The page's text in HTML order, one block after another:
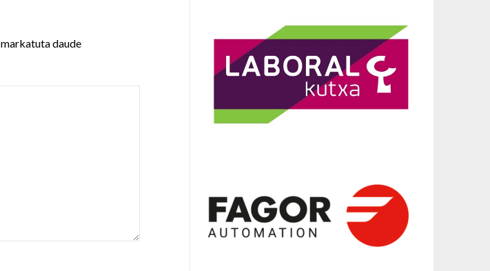
markatuta daude